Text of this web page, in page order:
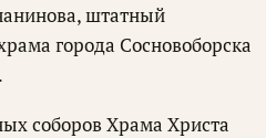
штатный
города Сосновоборска
соборов Храма Христа